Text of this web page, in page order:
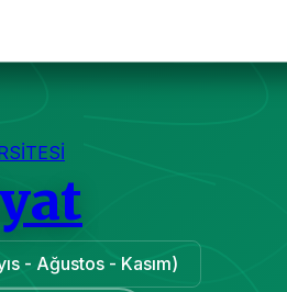
- Ağustos - Kasım)